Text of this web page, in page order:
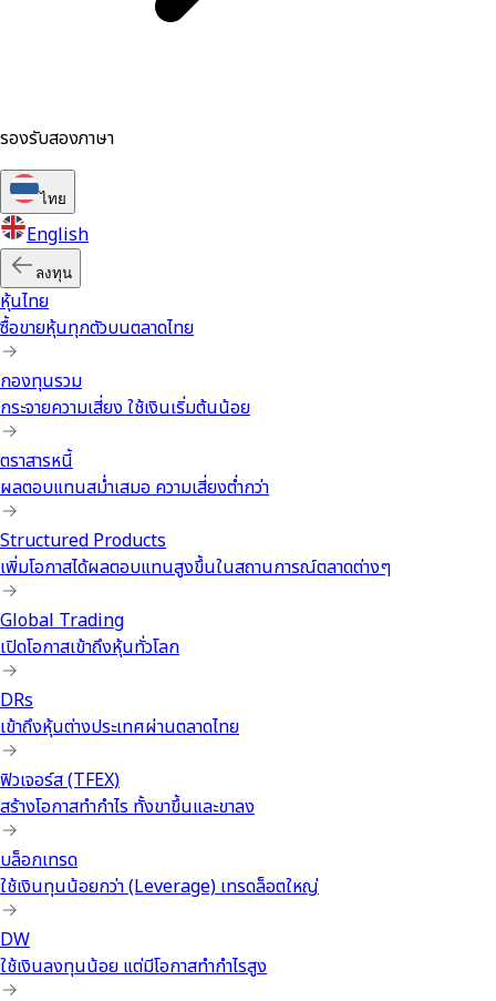
รองรับสองภาษา
ไทย
English
ลงทุน
หุ้นไทย
ซื้อขายหุ้นทุกตัวบนตลาดไทย
กองทุนรวม
กระจายความเสี่ยง ใช้เงินเริ่มต้นน้อย
ตราสารหนี้
ผลตอบแทนสม่ำเสมอ ความเสี่ยงต่ำกว่า
Structured Products
เพิ่มโอกาสได้ผลตอบแทนสูงขึ้นในสถานการณ์ตลาดต่างๆ
Global Trading
เปิดโอกาสเข้าถึงหุ้นทั่วโลก
DRs
เข้าถึงหุ้นต่างประเทศผ่านตลาดไทย
ฟิวเจอร์ส (TFEX)
สร้างโอกาสทำกำไร ทั้งขาขึ้นและขาลง
บล็อกเทรด
ใช้เงินทุนน้อยกว่า (Leverage) เทรดล็อตใหญ่
DW
ใช้เงินลงทุนน้อย แต่มีโอกาสทำกำไรสูง